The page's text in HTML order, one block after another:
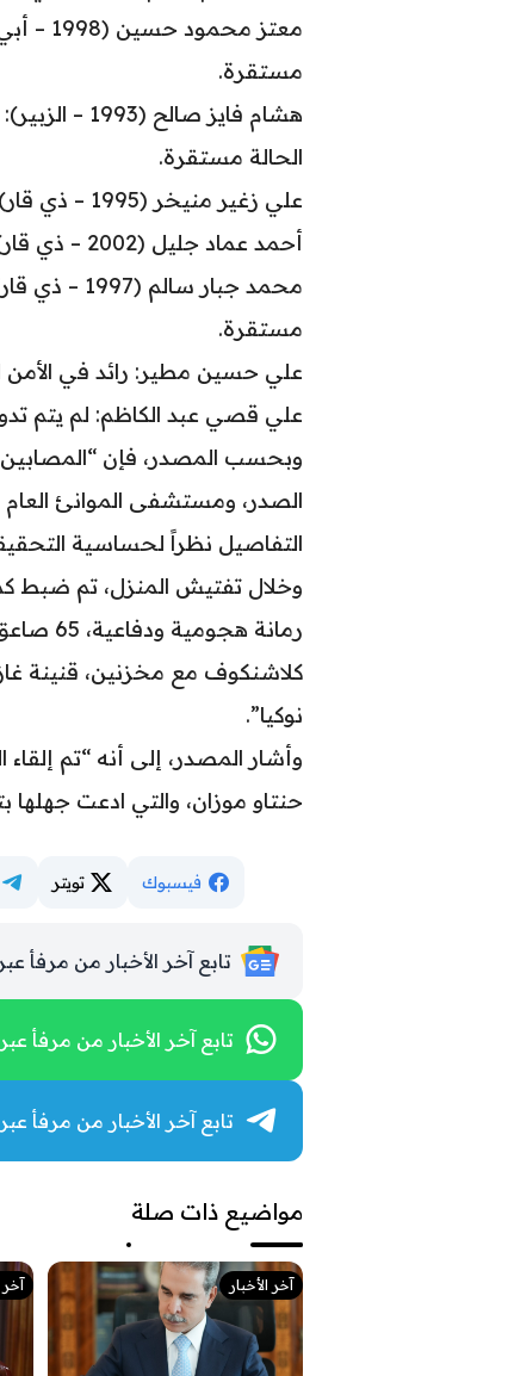
معتز
مستقرة.
هشام فايز
الحالة مستقرة.
علي زغير منيخر (1995 – ذي قار): إصابة شاملة، الحالة حرجة.
أحمد عماد جليل (2002 – ذي قار): إصابة في الكتف، الحالة مستقرة.
محمد جبار
مستقرة.
علي حسين مطير: رائد في الأمن
علي قصي عبد الكاظم: لم يتم
وبحسب المصدر، فإن
الصدر، ومستشفى الموانئ العام
التفاصيل نظراً لحساسية
نوكيا”.
وأشار المصدر، إلى أنه “تم
حنتاو موزان، والتي ادعت جهلها
فيسبوك تويتر
تابع آخر الأخبار من مرفأ عبر Google News
تابع آخر الأخبار من مرفأ عبر WhatsApp
تابع آخر الأخبار من مرفأ عبر Telegram
مواضيع ذات صلة
آخر الأخبار آخر